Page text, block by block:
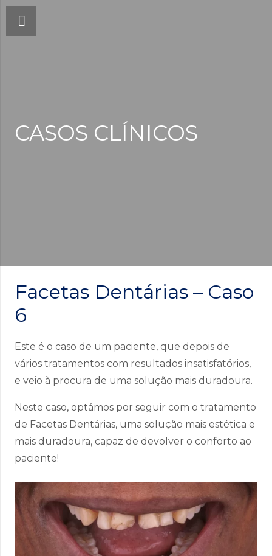
CASOS CLÍNICOS
Facetas Dentárias – Caso
6
Este é o caso de um paciente, que depois de
vários tratamentos com resultados insatisfatórios,
e veio à procura de uma solução mais duradoura.
Neste caso, optámos por seguir com o tratamento
de Facetas Dentárias, uma solução mais estética e
mais duradoura, capaz de devolver o conforto ao
paciente!